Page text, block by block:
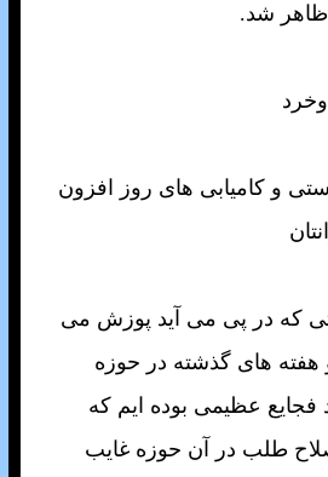
ظاهر شد.
و کاميابی های روز افزون
که در پی می آيد پوزش می
هفته های گذشته در حوزه
عظيمی بوده ايم که
طلب در آن حوزه غايب